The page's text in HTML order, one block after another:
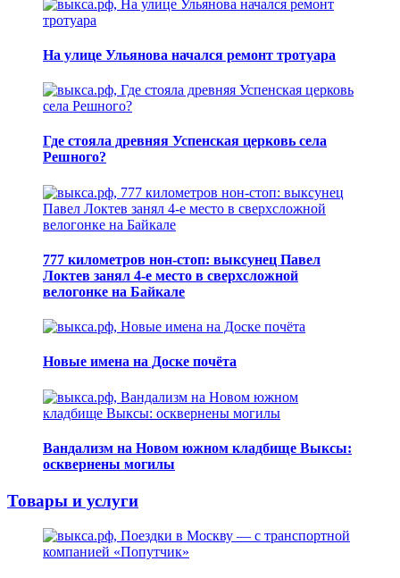
На улице Ульянова начался ремонт тротуара
Где стояла древняя Успенская церковь села
Решного?
777 километров нон-стоп: выксунец Павел
Локтев занял 4-е место в сверхсложной
велогонке на Байкале
Новые имена на Доске почёта
Вандализм на Новом южном кладбище Выксы:
осквернены могилы
Товары и услуги